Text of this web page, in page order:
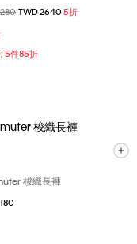
從 至
TWD 2640 5折
5件85折
梭織長褲